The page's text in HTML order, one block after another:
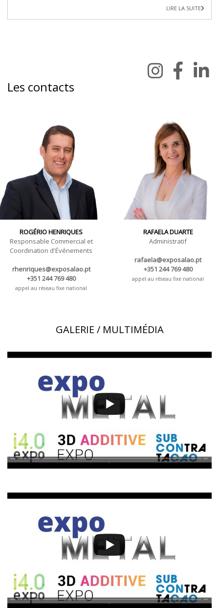
LIRE LA SUITE
Les contacts
ROGÉRIO HENRIQUES
Responsable Commercial et
Coordination d'Événements
rhenriques@exposalao.pt
+351 244 769 480
appel au réseau fixe national
RAFAELA DUARTE
Administratif
rafaela@exposalao.pt
+351 244 769 480
appel au réseau fixe national
GALERIE / MULTIMÉDIA